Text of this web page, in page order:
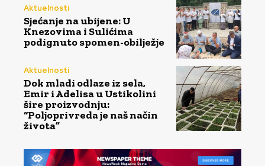
Aktuelnosti
Sjećanje na ubijene: U
Knezovima i Sulićima
podignuto spomen-obilježje
Aktuelnosti
Dok mladi odlaze iz sela,
Emir i Adelisa u Ustikolini
šire proizvodnju:
“Poljoprivreda je naš način
života”